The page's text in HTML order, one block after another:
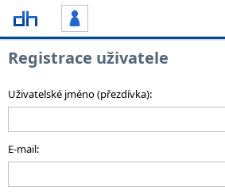
Registrace uživatele
Uživatelské jméno (přezdívka):
E-mail: